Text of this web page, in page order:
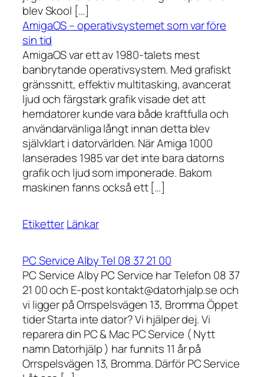
blev Skool […]
AmigaOS – operativsystemet som var före
sin tid
AmigaOS var ett av 1980-talets mest
banbrytande operativsystem. Med grafiskt
gränssnitt, effektiv multitasking, avancerat
ljud och färgstark grafik visade det att
hemdatorer kunde vara både kraftfulla och
användarvänliga långt innan detta blev
självklart i datorvärlden. När Amiga 1000
lanserades 1985 var det inte bara datorns
grafik och ljud som imponerade. Bakom
maskinen fanns också ett […]
EtiketterLänkar
PC Service Alby Tel 08 37 21 00
PC Service Alby PC Service har Telefon 08 37
21 00 och E-post kontakt@datorhjalp.se och
vi ligger på Orrspelsvägen 13, Bromma Öppet
tider Starta inte dator? Vi hjälper dej. Vi
reparera din PC & Mac PC Service ( Nytt
namn Datorhjälp ) har funnits 11 år på
Orrspelsvägen 13, Bromma. Därför PC Service